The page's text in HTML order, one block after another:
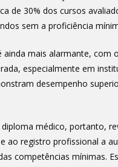
de 30% dos cursos
sem a proficiência
ainda mais alarmante,
especialmente em
desempenho
médico, portanto,
ao registro profissional a
competências mínimas.